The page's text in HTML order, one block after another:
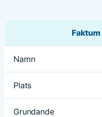
Faktum
Namn
Plats
Grundande